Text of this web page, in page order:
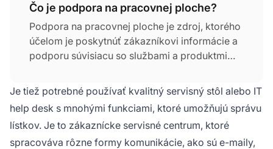
Čo je podpora na pracovnej ploche?
Podpora na pracovnej ploche je zdroj, ktorého
účelom je poskytnúť zákazníkovi informácie a
podporu súvisiacu so službami a produktmi
podporu dostupnú prostredníctvom webovej
stránky, okamžitých správ, e-mailu alebo
horúcej linky.
Je tiež potrebné používať kvalitný servisný stôl alebo IT
help desk s mnohými funkciami, ktoré umožňujú správu
lístkov. Je to zákaznícke servisné centrum, ktoré
spracováva rôzne formy komunikácie, ako sú e-maily,